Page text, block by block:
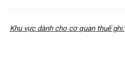
Khu vực dành cho cơ quan thuế ghi: